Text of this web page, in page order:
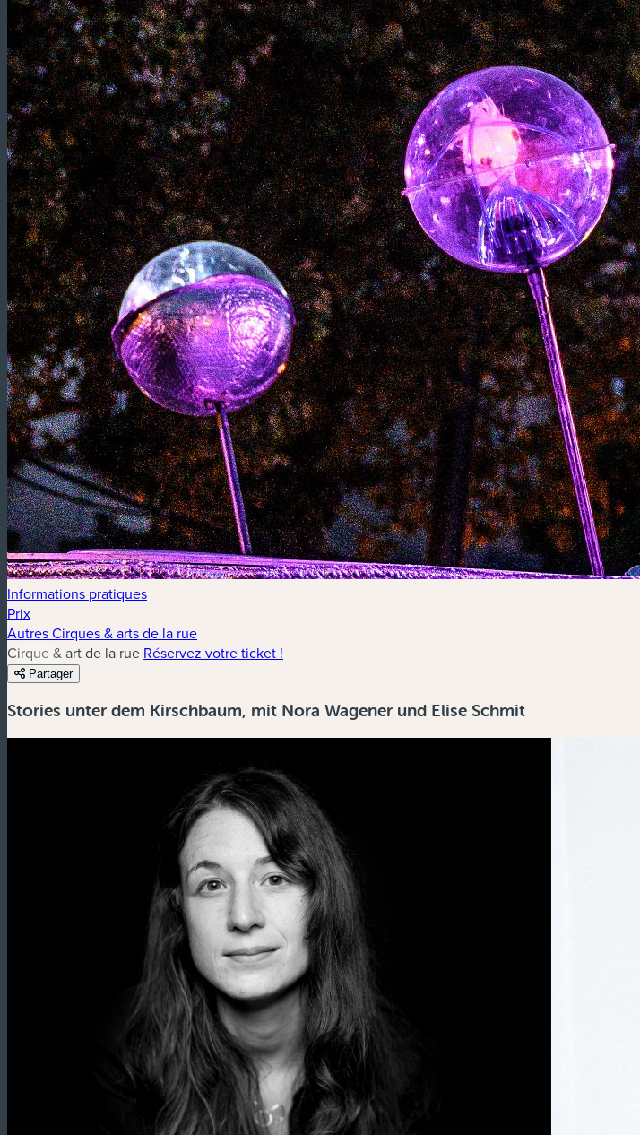
Informations pratiques
Prix
Autres Cirques & arts de la rue
Cirque & art de la rue Réservez votre ticket !
Partager
Stories unter dem Kirschbaum, mit Nora Wagener und Elise Schmit